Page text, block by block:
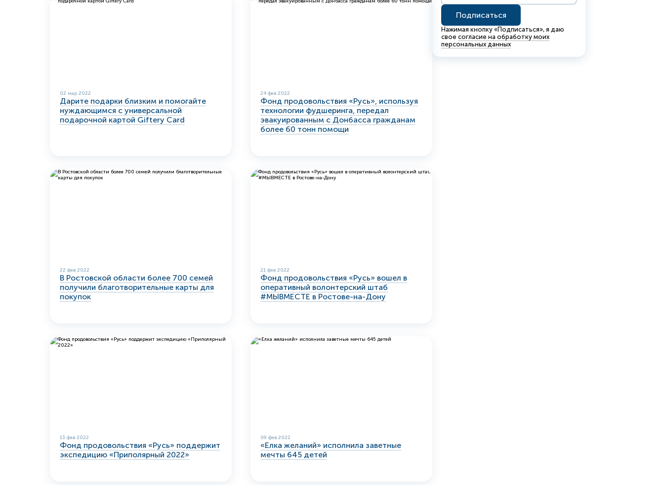
02 мар 2022
Дарите подарки близким и помогайте
нуждающимся с универсальной
подарочной картой Giftery Card
24 фев 2022
Фонд продовольствия «Русь», используя
технологии фудшеринга, передал
эвакуированным с Донбасса гражданам
более 60 тонн помощи
22 фев 2022
В Ростовской области более 700 семей
получили благотворительные карты для
покупок
21 фев 2022
Фонд продовольствия «Русь» вошел в
оперативный волонтерский штаб
#МЫВМЕСТЕ в Ростове-на-Дону
13 фев 2022
Фонд продовольствия «Русь» поддержит
экспедицию «Приполярный 2022»
09 фев 2022
«Елка желаний» исполнила заветные
мечты 645 детей
Нажимая кнопку «Подписаться», я даю
свое согласие на обработку моих
персональных данных